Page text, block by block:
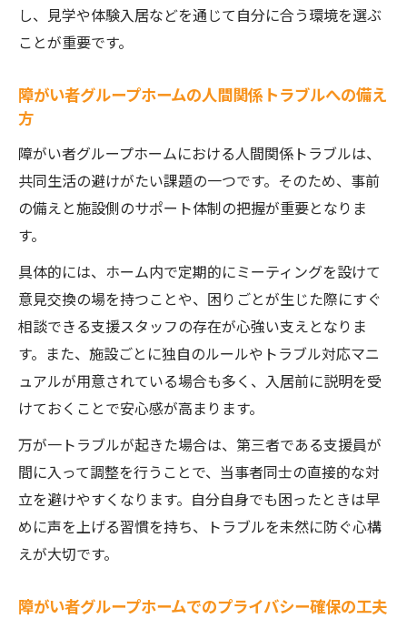
し、見学や体験入居などを通じて自分に合う環境を選ぶ
ことが重要です。
障がい者グループホームの人間関係トラブルへの備え
方
障がい者グループホームにおける人間関係トラブルは、
共同生活の避けがたい課題の一つです。そのため、事前
の備えと施設側のサポート体制の把握が重要となりま
す。
具体的には、ホーム内で定期的にミーティングを設けて
意見交換の場を持つことや、困りごとが生じた際にすぐ
相談できる支援スタッフの存在が心強い支えとなりま
す。また、施設ごとに独自のルールやトラブル対応マニ
ュアルが用意されている場合も多く、入居前に説明を受
けておくことで安心感が高まります。
万が一トラブルが起きた場合は、第三者である支援員が
間に入って調整を行うことで、当事者同士の直接的な対
立を避けやすくなります。自分自身でも困ったときは早
めに声を上げる習慣を持ち、トラブルを未然に防ぐ心構
えが大切です。
障がい者グループホームでのプライバシー確保の工夫